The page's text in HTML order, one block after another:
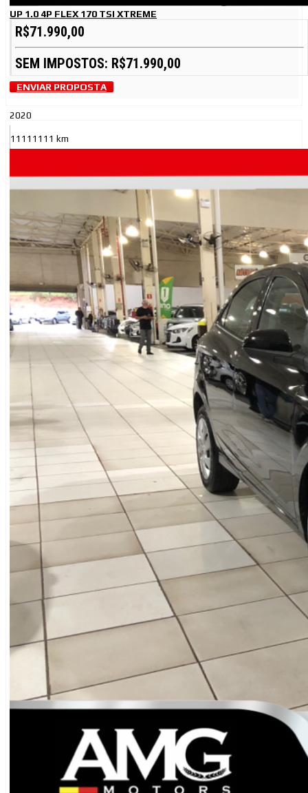
UP 1.0 4P FLEX 170 TSI XTREME
R$71.990,00
SEM IMPOSTOS: R$71.990,00
ENVIAR PROPOSTA
2020
11111111 km